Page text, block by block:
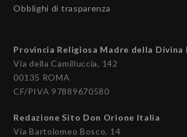
Obblighi di trasparenza
Provincia Religiosa Madre della Divina
Via della Camilluccia, 142
00135 ROMA
CF/PIVA 97889670580
Redazione Sito Don Orione Italia
Via Bartolomeo Bosco, 14